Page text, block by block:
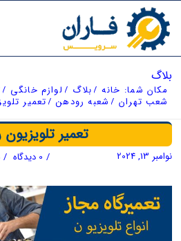
بلاگ
مکان شما: خانه /بلاگ / لوازم خانگی /
شعب تهران / شعبه رودهن /تعمیر
تعمیر
نوامبر 13, 2024 / 0 دیدگاه /